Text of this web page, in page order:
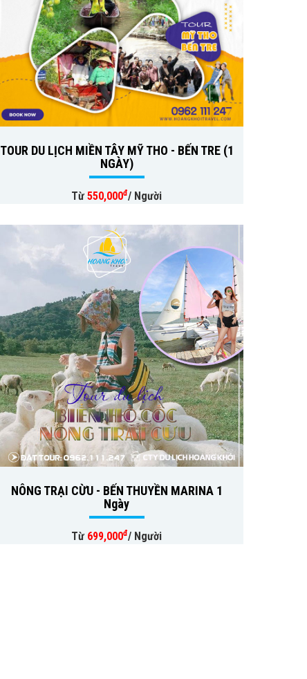
TOUR DU LỊCH MIỀN TÂY MỸ THO - BẾN TRE (1
NGÀY)
Từ550,000đ/ Người
NÔNG TRẠI CỪU - BẾN THUYỀN MARINA 1
Ngày
Từ 699,000đ/ Người